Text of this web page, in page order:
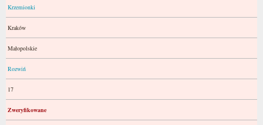
Krzemionki
Kraków
Małopolskie
Rozwiń
17
Zweryfikowane